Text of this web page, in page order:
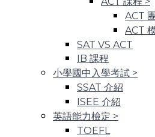
ACT
ACT
SAT VS ACT
IB 課程
小學國中入學考試 >
SSAT 介紹
ISEE 介紹
英語能力檢定 >
TOEFL